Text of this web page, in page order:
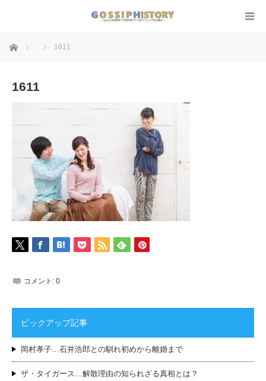
ホーム 1611
1611
コメント: 0
ピックアップ記事
岡村孝子…石井浩郎との馴れ初めから離婚まで
ザ・タイガース…解散理由の知られざる真相とは？